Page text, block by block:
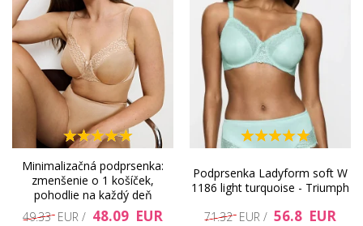
LADYFORM SOFT -
Minimalizačná podprsenka:
zmenšenie o 1 košíček,
pohodlie na každý deň
Triumph
49.33 EUR / 48.09 EUR
Podprsenka Ladyform soft W
1186 light turquoise - Triumph
71.32 EUR / 56.8 EUR